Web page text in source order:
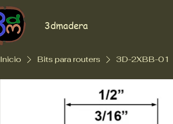
3dmadera
Inicio Bits para routers 3D-2XBB-01